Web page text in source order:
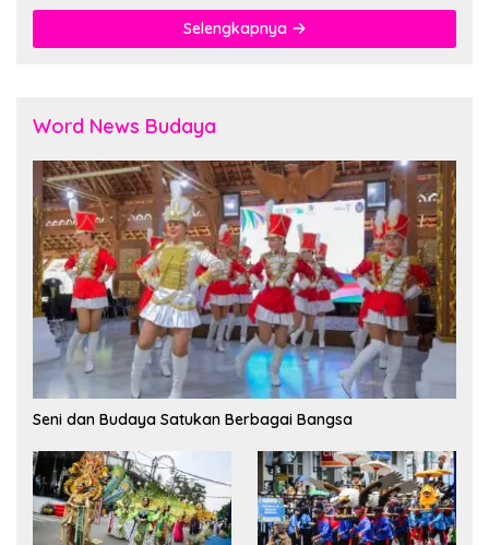
Selengkapnya
Word News Budaya
Seni dan Budaya Satukan Berbagai Bangsa